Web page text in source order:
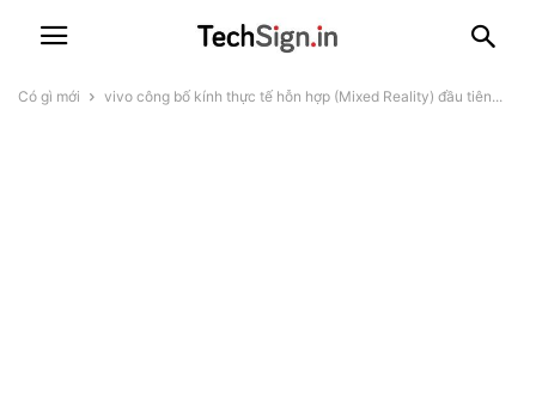
Có gì mới vivo công bố kính thực tế hỗn hợp (Mixed Reality) đầu tiên...